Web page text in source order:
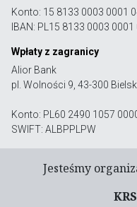
Konto: 15 8133 0003 0001
IBAN: PL15 8133 0003
Wpłaty z zagranicy
Alior Bank
pl. Wolności 9, 43-300
Konto: PL60 2490 1057
SWIFT: ALBPPLPW
Jesteśmy